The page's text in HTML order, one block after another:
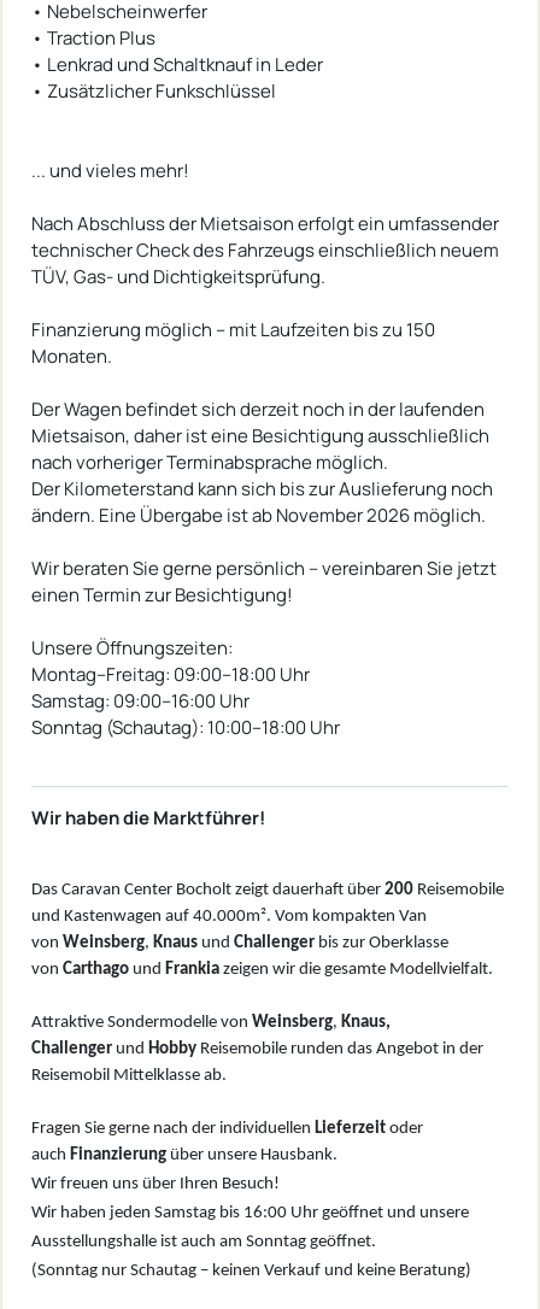
• Nebelscheinwerfer
• Traction Plus
• Lenkrad und Schaltknauf in Leder
• Zusätzlicher Funkschlüssel
... und vieles mehr!
Nach Abschluss der Mietsaison erfolgt ein umfassender
technischer Check des Fahrzeugs einschließlich neuem
TÜV, Gas- und Dichtigkeitsprüfung.
Finanzierung möglich – mit Laufzeiten bis zu 150
Monaten.
Der Wagen befindet sich derzeit noch in der laufenden
Mietsaison, daher ist eine Besichtigung ausschließlich
nach vorheriger Terminabsprache möglich.
Der Kilometerstand kann sich bis zur Auslieferung noch
ändern. Eine Übergabe ist ab November 2026 möglich.
Wir beraten Sie gerne persönlich – vereinbaren Sie jetzt
einen Termin zur Besichtigung!
Unsere Öffnungszeiten:
Montag–Freitag: 09:00–18:00 Uhr
Samstag: 09:00–16:00 Uhr
Sonntag (Schautag): 10:00–18:00 Uhr
Wir haben die Marktführer!
Das Caravan Center Bocholt zeigt dauerhaft über 200 Reisemobile
und Kastenwagen auf 40.000m². Vom kompakten Van
von Weinsberg, Knaus und Challenger bis zur Oberklasse
von Carthago und Frankia zeigen wir die gesamte Modellvielfalt.
Attraktive Sondermodelle von Weinsberg, Knaus,
Challenger und Hobby Reisemobile runden das Angebot in der
Reisemobil Mittelklasse ab.
Fragen Sie gerne nach der individuellen Lieferzeit oder
auch Finanzierung über unsere Hausbank.
Wir freuen uns über Ihren Besuch!
Wir haben jeden Samstag bis 16:00 Uhr geöffnet und unsere
Ausstellungshalle ist auch am Sonntag geöffnet.
(Sonntag nur Schautag – keinen Verkauf und keine Beratung)